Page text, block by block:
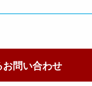
お問い合わせ